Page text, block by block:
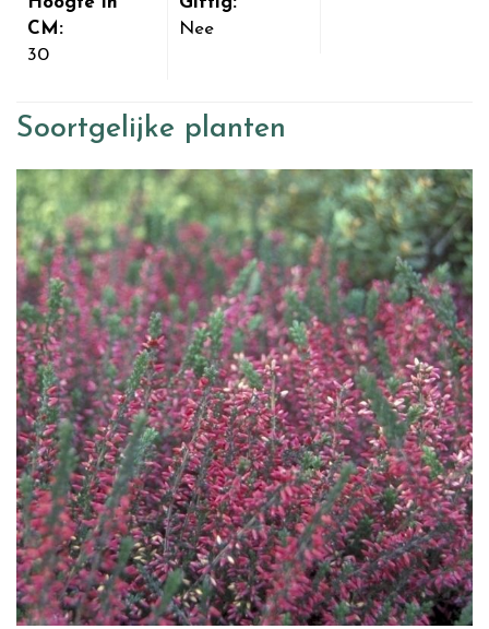
CM:
30
Nee
Soortgelijke planten